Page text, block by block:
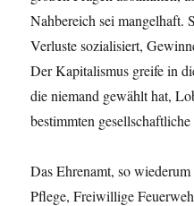
Nahbereich sei mangelhaft.
Verluste sozialisiert,
Der Kapitalismus greife in
die niemand gewählt hat,
bestimmten
Das Ehrenamt, so
Pflege, Freiwillige